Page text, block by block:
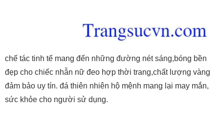
chế tác tinh tế mang đến những đường nét sáng,bóng bền
đẹp cho chiếc nhẫn nữ đeo hợp thời trang,chất lượng vàng
đảm bảo uy tín. đá thiên nhiên hộ mệnh mang lại may mắn,
sức khỏe cho người sử dụng.